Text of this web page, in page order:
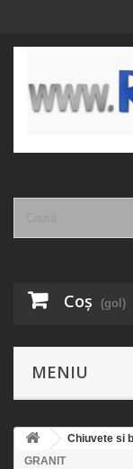
Coş (gol)
MENIU
Chiuvete si
GRANIT